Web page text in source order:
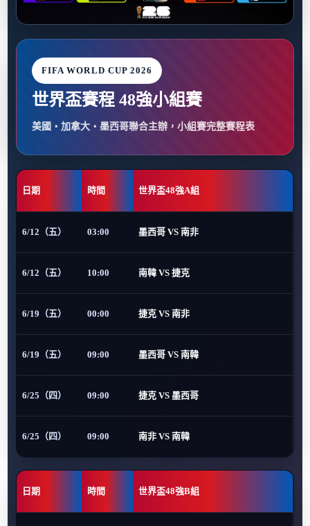
FIFA WORLD CUP 2026
世界盃賽程 48強小組賽
美國・加拿大・墨西哥聯合主辦，小組賽完整賽程表
日期 時間 世界盃48強A組
6/12（五） 03:00 墨西哥 VS 南非
6/12（五） 10:00 南韓 VS 捷克
6/19（五） 00:00 捷克 VS 南非
6/19（五） 09:00 墨西哥 VS 南韓
6/25（四） 09:00 捷克 VS 墨西哥
6/25（四） 09:00 南非 VS 南韓
日期 時間 世界盃48強B組